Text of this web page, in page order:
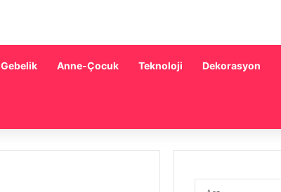
Gebelik Anne-Çocuk Teknoloji Dekorasyon